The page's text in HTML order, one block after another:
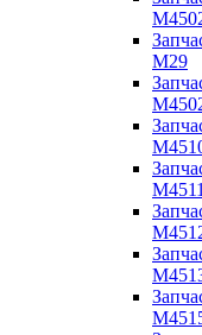
M29
M4511